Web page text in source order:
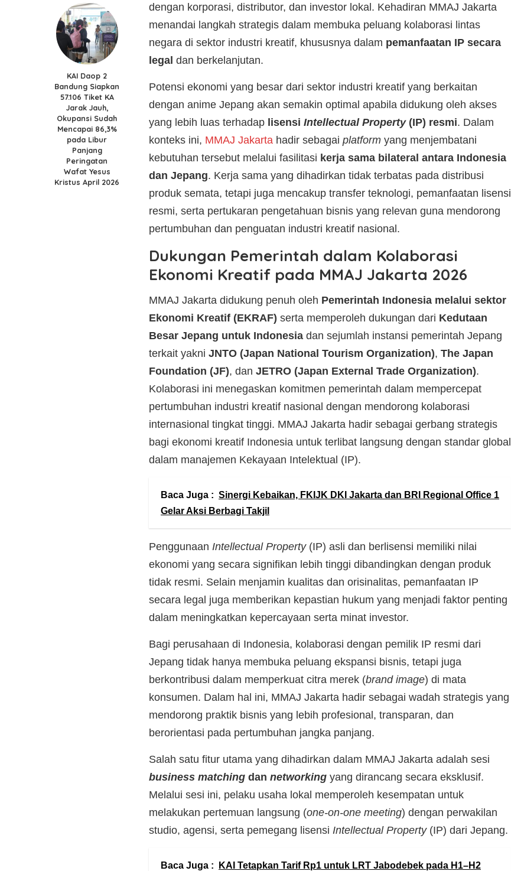
KAI Daop 2
Bandung Siapkan
57.106 Tiket KA
Jarak Jauh,
Okupansi Sudah
Mencapai 86,3%
pada Libur
Panjang
Peringatan
Wafat Yesus
Kristus April 2026
dengan korporasi, distributor, dan investor lokal. Kehadiran MMAJ Jakarta
menandai langkah strategis dalam membuka peluang kolaborasi lintas
negara di sektor industri kreatif, khususnya dalam pemanfaatan IP secara
legal dan berkelanjutan.
Potensi ekonomi yang besar dari sektor industri kreatif yang berkaitan
dengan anime Jepang akan semakin optimal apabila didukung oleh akses
yang lebih luas terhadap lisensi Intellectual Property(IP) resmi. Dalam
konteks ini, MMAJ Jakarta hadir sebagai platform yang menjembatani
kebutuhan tersebut melalui fasilitasi kerja sama bilateral antara Indonesia
dan Jepang. Kerja sama yang dihadirkan tidak terbatas pada distribusi
produk semata, tetapi juga mencakup transfer teknologi, pemanfaatan lisensi
resmi, serta pertukaran pengetahuan bisnis yang relevan guna mendorong
pertumbuhan dan penguatan industri kreatif nasional.
Dukungan Pemerintah dalam Kolaborasi
Ekonomi Kreatif pada MMAJ Jakarta 2026
MMAJ Jakarta didukung penuh oleh Pemerintah Indonesia melalui sektor
Ekonomi Kreatif (EKRAF) serta memperoleh dukungan dari Kedutaan
Besar Jepang untuk Indonesia dan sejumlah instansi pemerintah Jepang
terkait yakni JNTO (Japan National Tourism Organization), The Japan
Foundation (JF), dan JETRO (Japan External Trade Organization).
Kolaborasi ini menegaskan komitmen pemerintah dalam mempercepat
pertumbuhan industri kreatif nasional dengan mendorong kolaborasi
internasional tingkat tinggi. MMAJ Jakarta hadir sebagai gerbang strategis
bagi ekonomi kreatif Indonesia untuk terlibat langsung dengan standar global
dalam manajemen Kekayaan Intelektual (IP).
Baca Juga : Sinergi Kebaikan, FKIJK DKI Jakarta dan BRI Regional Office 1
Gelar Aksi Berbagi Takjil
Penggunaan Intellectual Property(IP) asli dan berlisensi memiliki nilai
ekonomi yang secara signifikan lebih tinggi dibandingkan dengan produk
tidak resmi. Selain menjamin kualitas dan orisinalitas, pemanfaatan IP
secara legal juga memberikan kepastian hukum yang menjadi faktor penting
dalam meningkatkan kepercayaan serta minat investor.
Bagi perusahaan di Indonesia, kolaborasi dengan pemilik IP resmi dari
Jepang tidak hanya membuka peluang ekspansi bisnis, tetapi juga
berkontribusi dalam memperkuat citra merek (brand image) di mata
konsumen. Dalam hal ini, MMAJ Jakarta hadir sebagai wadah strategis yang
mendorong praktik bisnis yang lebih profesional, transparan, dan
berorientasi pada pertumbuhan jangka panjang.
Salah satu fitur utama yang dihadirkan dalam MMAJ Jakarta adalah sesi
business matching dan networking yang dirancang secara eksklusif.
Melalui sesi ini, pelaku usaha lokal memperoleh kesempatan untuk
melakukan pertemuan langsung (one-on-one meeting) dengan perwakilan
studio, agensi, serta pemegang lisensi Intellectual Property(IP) dari Jepang.
Baca Juga :
KAI Tetapkan Tarif Rp1 untuk LRT Jabodebek pada H1–H2